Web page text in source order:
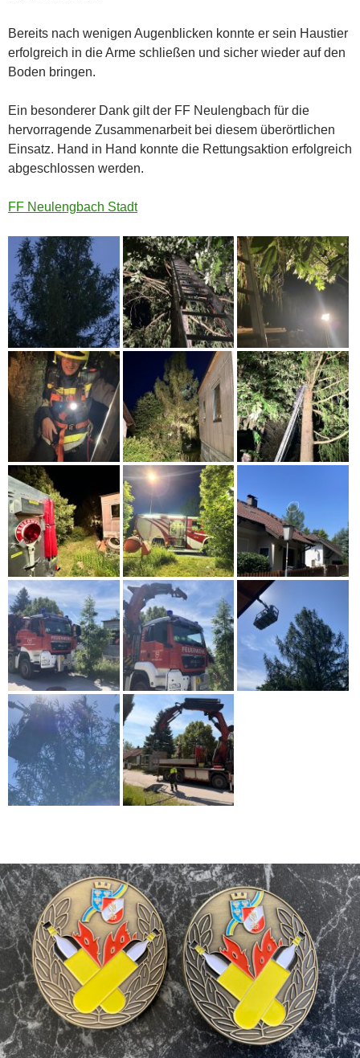
Bereits nach wenigen Augenblicken konnte er sein Haustier
erfolgreich in die Arme schließen und sicher wieder auf den
Boden bringen.
Ein besonderer Dank gilt der FF Neulengbach für die
hervorragende Zusammenarbeit bei diesem überörtlichen
Einsatz. Hand in Hand konnte die Rettungsaktion erfolgreich
abgeschlossen werden.
FF Neulengbach Stadt